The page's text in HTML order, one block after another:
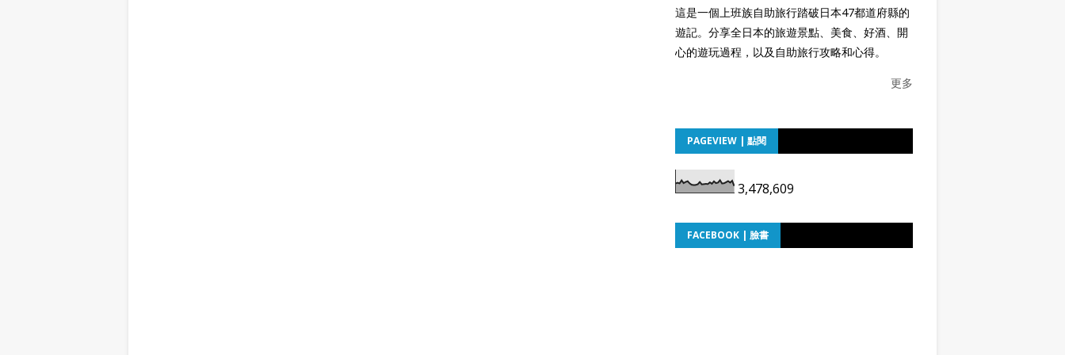
這是一個上班族自助旅行踏破日本47都道府縣的
遊記。分享全日本的旅遊景點、美食、好酒、開
心的遊玩過程，以及自助旅行攻略和心得。
更多
PAGEVIEW | 點閱
3,478,609
FACEBOOK | 臉書